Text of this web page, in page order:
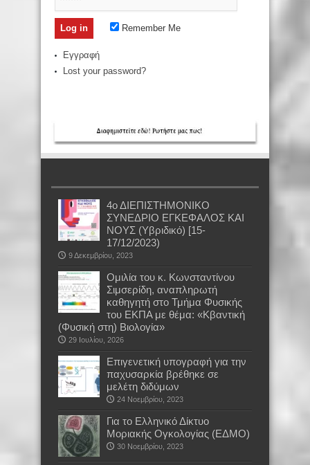
Remember Me
Εγγραφή
Lost your password?
4ο ΔΙΕΠΙΣΤΗΜΟΝΙΚΟ
ΣΥΝΕΔΡΙΟ ΕΓΚΕΦΑΛΟΣ ΚΑΙ
ΝΟΥΣ (Υβριδικό) [15-
17/12/2023)
9 Δεκεμβρίου, 2023
Oμιλία του κ. Κωνσταντίνου
Σιμσερίδη, αναπληρωτή
καθηγητή στο Τμήμα Φυσικής
του ΕΚΠΑ με θέμα: «Κβαντική
(Φυσική στη) Βιολογία»
29 Ιουλίου, 2026
Επιγενετική υπογραφή για την
παχυσαρκία βρέθηκε σε
μελέτη διδύμων
24 Νοεμβρίου, 2023
Για το Ελληνικό Δίκτυο
Μοριακής Ογκολογίας (ΕΔΜΟ)
30 Νοεμβρίου, 2023